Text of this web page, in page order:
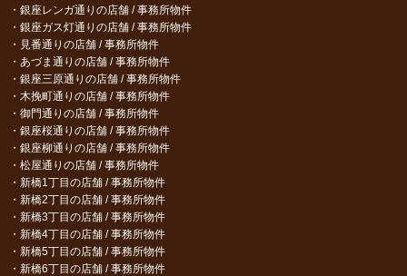
銀座レンガ通りの店舗 / 事務所物件
銀座ガス灯通りの店舗 / 事務所物件
見番通りの店舗 / 事務所物件
あづま通りの店舗 / 事務所物件
銀座三原通りの店舗 / 事務所物件
木挽町通りの店舗 / 事務所物件
御門通りの店舗 / 事務所物件
銀座桜通りの店舗 / 事務所物件
銀座柳通りの店舗 / 事務所物件
松屋通りの店舗 / 事務所物件
新橋1丁目の店舗 / 事務所物件
新橋2丁目の店舗 / 事務所物件
新橋3丁目の店舗 / 事務所物件
新橋4丁目の店舗 / 事務所物件
新橋5丁目の店舗 / 事務所物件
新橋6丁目の店舗 / 事務所物件